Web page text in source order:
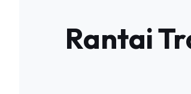
Rantai